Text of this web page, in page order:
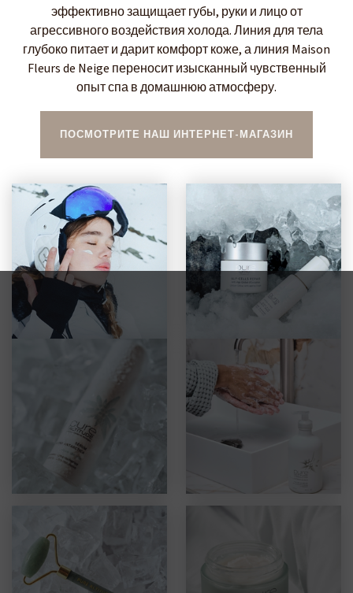
эффективно защищает губы, руки и лицо от
агрессивного воздействия холода. Линия для тела
глубоко питает и дарит комфорт коже, а линия Maison
Fleurs de Neige переносит изысканный чувственный
опыт спа в домашнюю атмосферу.
ПОСМОТРИТЕ НАШ ИНТЕРНЕТ-МАГАЗИН